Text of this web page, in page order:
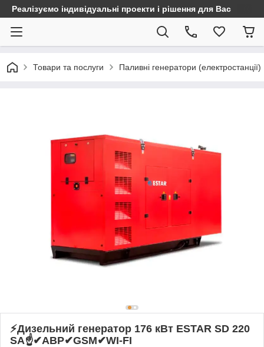
Реалізуємо індивідуальні проекти і рішення для Вас
Товари та послуги Паливні генератори (електростанції)
⚡️Дизельний генератор 176 кВт ESTAR SD 220
SA☝✔АВР✔GSM✔WI-FI